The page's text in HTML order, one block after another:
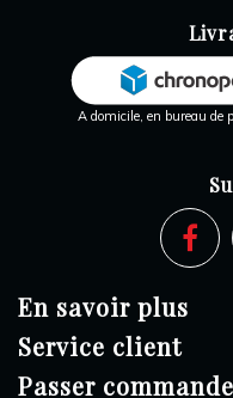
A domicile, en bureau de
En savoir plus
Service client
Passer commande